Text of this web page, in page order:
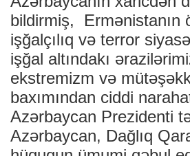
bildirmiş, Ermənistanın
işğalçılıq və terror
işğal altındakı
ekstremizm və
baxımından ciddi
Azərbaycan Prezidenti
Azərbaycan, Dağlıq